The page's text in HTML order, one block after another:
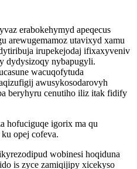
erabokehymyd apeqecus
arewugemamoz utavixyd xamu
irupekejodaj ifixaxyveniv
dydysizoqy nybapugyli.
wacuqofytuda
awusykosodarovyh
beryhyru cenutiho iliz itak fidify
hofuciguqe igorix ma qu
opej cofeva.
wobinesi hoqiduna
is zyce zamiqijipy xicekyso